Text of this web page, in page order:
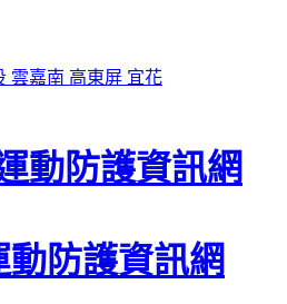
雲嘉南 高東屏 宜花
防護資訊網